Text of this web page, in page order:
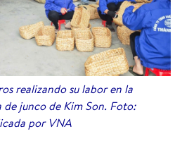
realizando su labor en la
de junco de Kim Son. Foto:
por VNA